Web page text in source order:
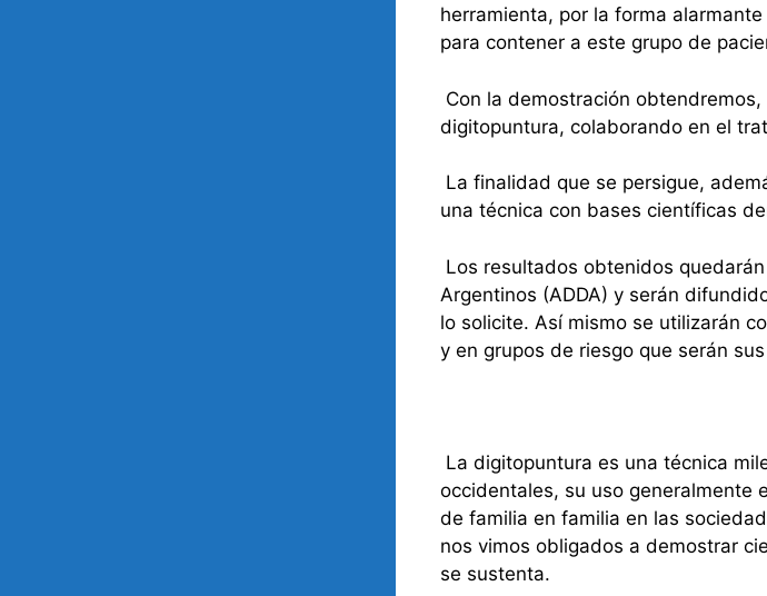
herramienta, por la forma
para contener a este grupo de
Con la demostración
digitopuntura, colaborando en el
La finalidad que se persigue,
una técnica con bases científicas
Los resultados obtenidos
Argentinos (ADDA) y serán
lo solicite. Así mismo se utilizarán
y en grupos de riesgo que serán
La digitopuntura es una técnica
occidentales, su uso generalmente
de familia en familia en las
nos vimos obligados a demostrar
se sustenta.